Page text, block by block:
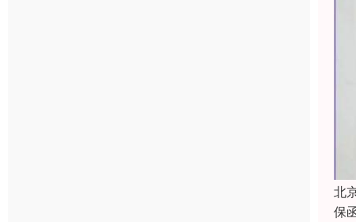
北
保